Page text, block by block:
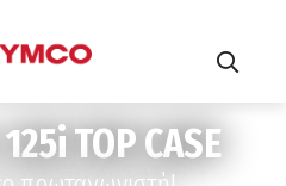
TOP CASE